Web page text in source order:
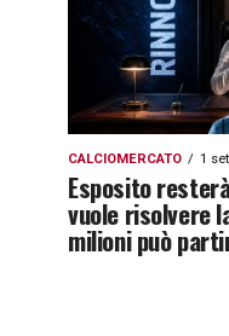
CALCIOMERCATO 1
Esposito
vuole risolvere
milioni può